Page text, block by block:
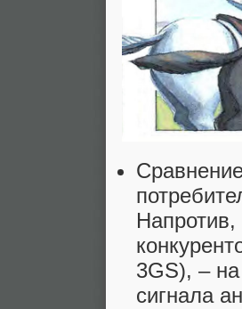
3GS), –
сигнала